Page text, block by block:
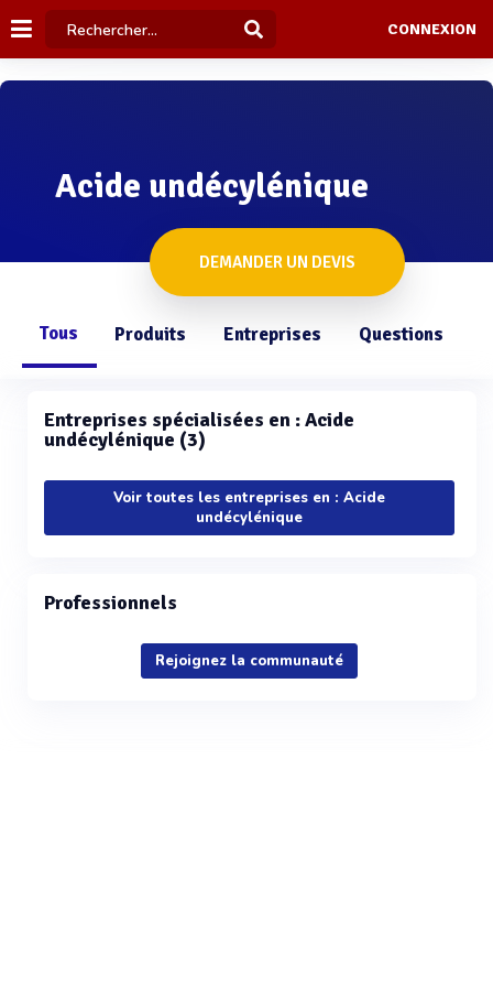
CONNEXION
Acide undécylénique
DEMANDER UN DEVIS
Tous Produits Entreprises Questions
Entreprises spécialisées en : Acide
undécylénique (3)
Voir toutes les entreprises en : Acide
undécylénique
Professionnels
Rejoignez la communauté